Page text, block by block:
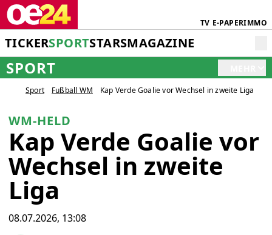
TV E-PAPERIMMO
TICKERSPORTSTARSMAGAZINE
SPORT
Sport Fußball WM Kap Verde Goalie vor Wechsel in zweite Liga
WM-HELD
Kap Verde Goalie vor
Wechsel in zweite
Liga
08.07.2026, 13:08